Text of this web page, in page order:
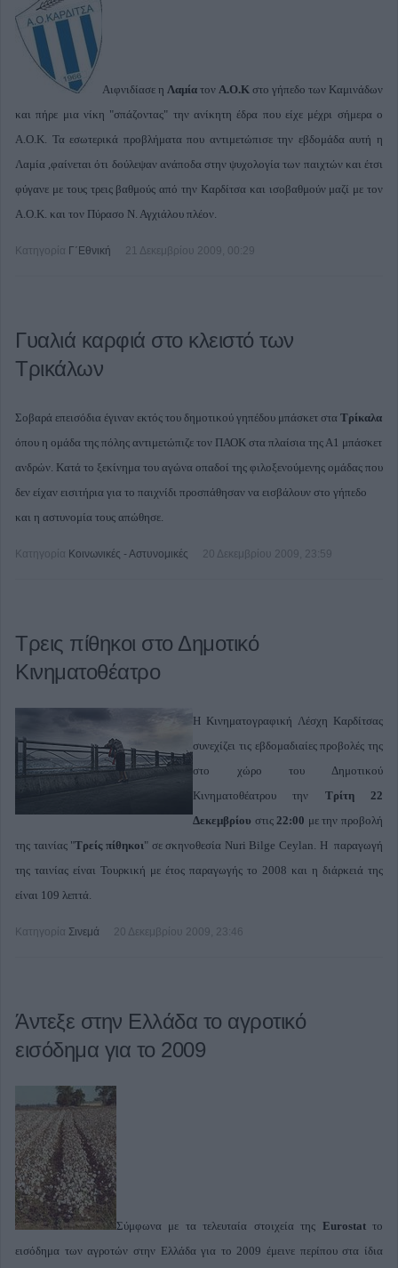
Αιφνιδίασε η Λαμία τον Α.Ο.Κ στο γήπεδο των Καμινάδων
και πήρε μια νίκη "σπάζοντας" την ανίκητη έδρα που είχε μέχρι σήμερα ο
Α.Ο.Κ. Τα εσωτερικά προβλήματα που αντιμετώπισε την εβδομάδα αυτή η
Λαμία ,φαίνεται ότι δούλεψαν ανάποδα στην ψυχολογία των παιχτών και έτσι
φύγανε με τους τρεις βαθμούς από την Καρδίτσα και ισοβαθμούν μαζί με τον
Α.Ο.Κ. και τον Πύρασο Ν. Αγχιάλου πλέον.
Κατηγορία Γ΄Εθνική 21 Δεκεμβρίου 2009, 00:29
Γυαλιά καρφιά στο κλειστό των
Τρικάλων
Σοβαρά επεισόδια έγιναν εκτός του δημοτικού γηπέδου μπάσκετ στα Τρίκαλα
όπου η ομάδα της πόλης αντιμετώπιζε τον ΠΑΟΚ στα πλαίσια της Α1 μπάσκετ
ανδρών. Κατά το ξεκίνημα του αγώνα οπαδοί της φιλοξενούμενης ομάδας που
δεν είχαν εισιτήρια για το παιχνίδι προσπάθησαν να εισβάλουν στο γήπεδο
και η αστυνομία τους απώθησε.
Κατηγορία Κοινωνικές - Αστυνομικές 20 Δεκεμβρίου 2009, 23:59
Τρεις πίθηκοι στο Δημοτικό
Κινηματοθέατρο
Η Κινηματογραφική Λέσχη Καρδίτσας
συνεχίζει τις εβδομαδιαίες προβολές της
στο χώρο του Δημοτικού
Κινηματοθέατρου την Τρίτη 22
Δεκεμβρίου στις22:00 με την προβολή
της ταινίας "Τρείς πίθηκοι" σε σκηνοθεσία Nuri Bilge Ceylan. Η παραγωγή
της ταινίας είναι Τουρκική με έτος παραγωγής το 2008 και η διάρκειά της
είναι 109 λεπτά.
Κατηγορία Σινεμά 20 Δεκεμβρίου 2009, 23:46
Άντεξε στην Ελλάδα το αγροτικό
εισόδημα για το 2009
Σύμφωνα με τα τελευταία στοιχεία της Eurostatτο
εισόδημα των αγροτών στην Ελλάδα για το 2009 έμεινε περίπου στα ίδια